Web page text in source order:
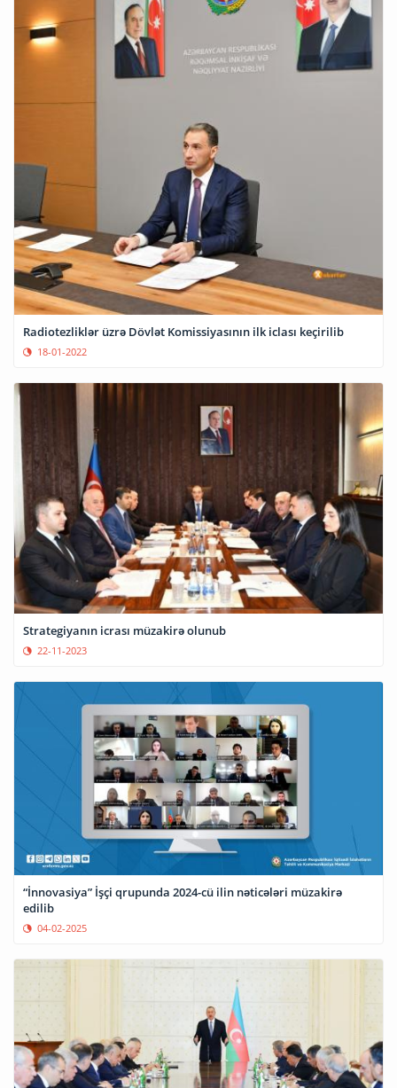
Radiotezliklər üzrə Dövlət Komissiyasının ilk iclası keçirilib
18-01-2022
Strategiyanın icrası müzakirə olunub
22-11-2023
“İnnovasiya” İşçi qrupunda 2024-cü ilin nəticələri müzakirə
edilib
04-02-2025